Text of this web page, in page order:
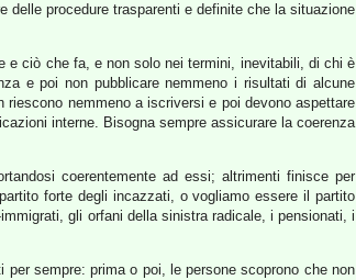
procedure trasparenti e definite che la situazione
e ciò che fa, e non solo nei termini, inevitabili, di chi è
e poi non pubblicare nemmeno i risultati di alcune
nemmeno a iscriversi e poi devono aspettare
interne. Bisogna sempre assicurare la coerenza
coerentemente ad essi; altrimenti finisce per
forte degli incazzati, o vogliamo essere il partito
gli orfani della sinistra radicale, i pensionati, i
per sempre: prima o poi, le persone scoprono che non